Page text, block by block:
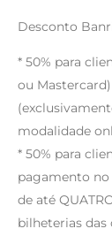
Desconto
* 50% para
ou
modalidade
* 50% para
pagamento
de até
bilheterias das